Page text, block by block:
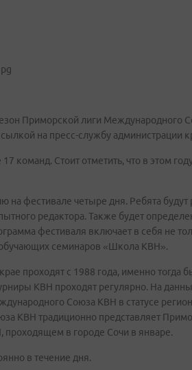
Приморской лиги Международного
на пресс-службу администрации
команд. Стоит отметить, что в этом
на фестивале четыре дня. Ребята будут
редактора. Также будет
фестиваля включает в себя не
обучающих семинаров «Школа КВН».
проходят с 1988 года, именно тогда
КВН проходят регулярно. На
Союза КВН в статусе
КВН традиционно представляет
в городе Сочи в январе.
в течение дня.